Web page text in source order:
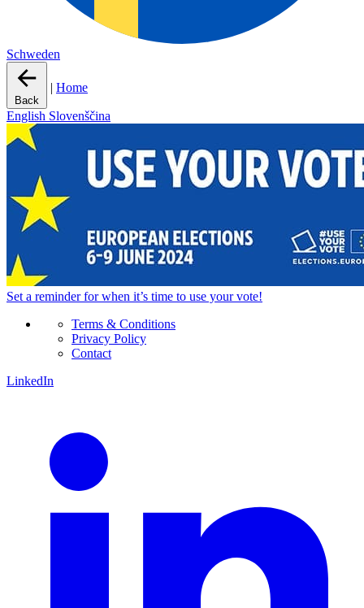
Schweden
Back
| Home
English Slovenščina
Set a reminderfor when it’s time to use your vote!
Terms & Conditions
Privacy Policy
Contact
LinkedIn